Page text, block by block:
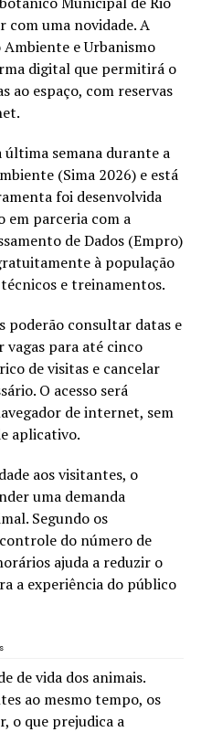
com uma novidade. A
e Urbanismo
digital que permitirá o
ao espaço, com reservas
semana durante a
(Sima 2026) e está
foi desenvolvida
em parceria com a
de Dados (Empro)
à população
e treinamentos.
poderão consultar datas e
para até cinco
de visitas e cancelar
O acesso será
de internet, sem
aplicativo.
aos visitantes, o
uma demanda
Segundo os
do número de
ajuda a reduzir o
a experiência do público
de vida dos animais.
ao mesmo tempo, os
o que prejudica a